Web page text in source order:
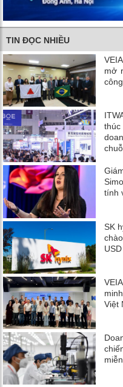
TIN ĐỌC NHIỀU
mở
tính
SK
USD
Việt